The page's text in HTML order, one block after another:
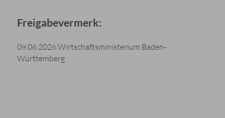
Freigabevermerk:
09.06.2026 Wirtschaftsministerium Baden-
Württemberg